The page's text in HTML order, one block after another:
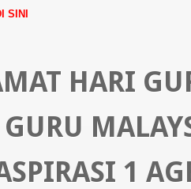
SINI
HARI
GURU
1